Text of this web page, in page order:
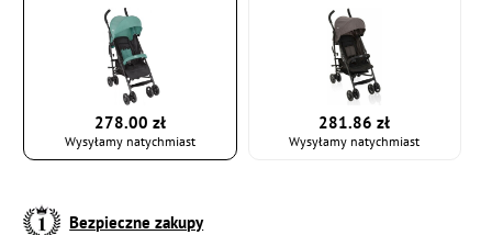
278.00 zł
Wysyłamy natychmiast
281.86 zł
Wysyłamy natychmiast
Bezpieczne zakupy